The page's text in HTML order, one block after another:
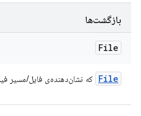
بازگشت‌ها
File
File که نشان‌دهنده‌ی فایل/مسیر